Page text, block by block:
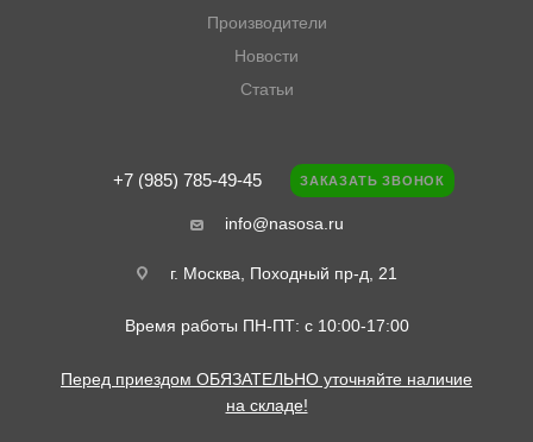
Производители
Новости
Статьи
+7 (985) 785-49-45 ЗАКАЗАТЬ ЗВОНОК
info@nasosa.ru
г. Москва, Походный пр-д, 21
Время работы ПН-ПТ: с 10:00-17:00
Перед приездом ОБЯЗАТЕЛЬНО уточняйте наличие
на складе!